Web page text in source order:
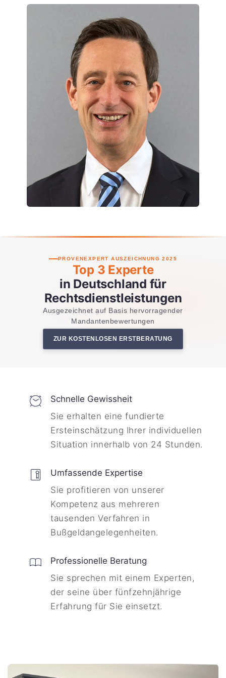
PROVENEXPERT AUSZEICHNUNG 2025
Top 3 Experte
in Deutschland für
Rechtsdienstleistungen
Ausgezeichnet auf Basis hervorragender
Mandantenbewertungen
ZUR KOSTENLOSEN ERSTBERATUNG
Schnelle Gewissheit
Sie erhalten eine fundierte
Ersteinschätzung Ihrer individuellen
Situation innerhalb von 24 Stunden.
Umfassende Expertise
Sie profitieren von unserer
Kompetenz aus mehreren
tausenden Verfahren in
Bußgeldangelegenheiten.
Professionelle Beratung
Sie sprechen mit einem Experten,
der seine über fünfzehnjährige
Erfahrung für Sie einsetzt.